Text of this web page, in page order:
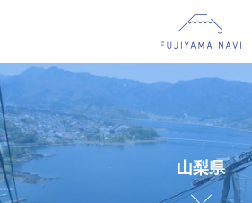
山梨県